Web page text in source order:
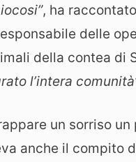
, ha
delle
della contea di
l’intera
un sorriso un
anche il compito